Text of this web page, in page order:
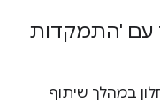
עם 'התמקדות
במהלך שיתוף